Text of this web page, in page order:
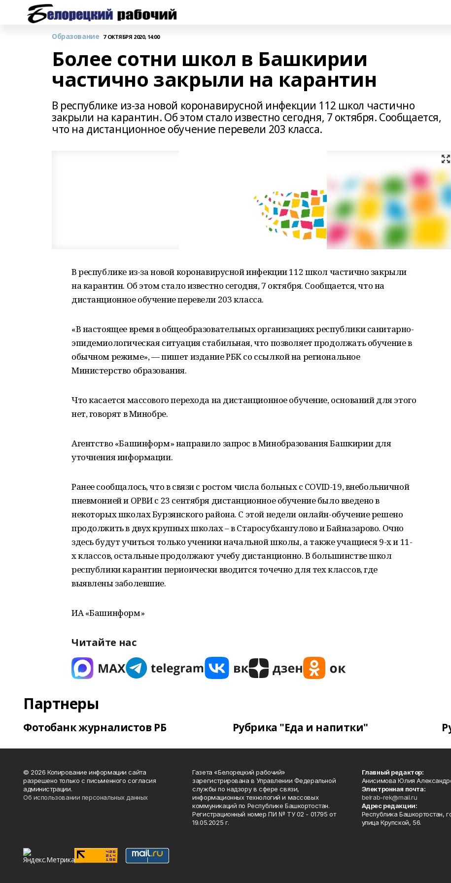
Образование 7 ОКТЯБРЯ 2020, 14:00
Более сотни школ в Башкирии
частично закрыли на карантин
В республике из-за новой коронавирусной инфекции 112 школ частично
закрыли на карантин. Об этом стало известно сегодня, 7 октября. Сообщается,
что на дистанционное обучение перевели 203 класса.
В республике из-за новой коронавирусной инфекции 112 школ частично закрыли
на карантин. Об этом стало известно сегодня, 7 октября. Сообщается, что на
дистанционное обучение перевели 203 класса.
«В настоящее время в общеобразовательных организациях республики санитарно-
эпидемиологическая ситуация стабильная, что позволяет продолжать обучение в
обычном режиме», — пишет издание РБК со ссылкой на региональное
Министерство образования.
Что касается массового перехода на дистанционное обучение, оснований для этого
нет, говорят в Минобре.
Агентство «Башинформ» направило запрос в Минобразования Башкирии для
уточнения информации.
Ранее сообщалось, что в связи с ростом числа больных с COVID-19, внебольничной
пневмонией и ОРВИ с 23 сентября дистанционное обучение было введено в
некоторых школах Бурзянского района. С этой недели онлайн-обучение решено
продолжить в двух крупных школах – в Старосубхангулово и Байназарово. Очно
здесь будут учиться только ученики начальной школы, а также учащиеся 9-х и 11-
х классов, остальные продолжают учебу дистанционно. В большинстве школ
республики карантин периоически вводится точечно для тех классов, где
выявлены заболевшие.
ИА «Башинформ»
Читайте нас
Партнеры
Фотобанк журналистов РБ Рубрика "Еда и напитки"
© 2026 Копирование информации сайта
разрешено только с письменного согласия
администрации.
Об использовании персональных данных
Газета «Белорецкий рабочий»
зарегистрирована в Управлении Федеральной
службы по надзору в сфере связи,
информационных технологий и массовых
коммуникаций по Республике Башкортостан.
Регистрационный номер ПИ № ТУ 02 - 01795 от
19.05.2025 г.
Главный редактор:
Анисимова Юлия
Электронная почта:
belrab-rek@mail.ru
Адрес редакции:
Республика Башкортостан,
улица Крупской, 56.